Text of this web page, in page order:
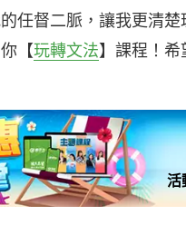
任督二脈，讓我更清
【玩轉文法】課程！希
活